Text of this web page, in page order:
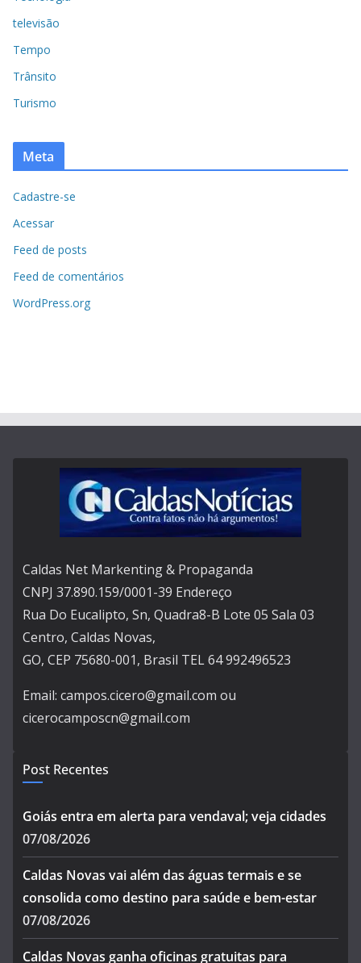
televisão
Tempo
Trânsito
Turismo
Meta
Cadastre-se
Acessar
Feed de posts
Feed de comentários
WordPress.org
Caldas Net Markenting & Propaganda
CNPJ 37.890.159/0001-39 Endereço
Rua Do Eucalipto, Sn, Quadra8-B Lote 05 Sala 03
Centro, Caldas Novas,
GO, CEP 75680-001, Brasil TEL 64 992496523
Email: campos.cicero@gmail.com ou
cicerocamposcn@gmail.com
Post Recentes
Goiás entra em alerta para vendaval; veja cidades
07/08/2026
Caldas Novas vai além das águas termais e se
consolida como destino para saúde e bem-estar
07/08/2026
Caldas Novas ganha oficinas gratuitas para